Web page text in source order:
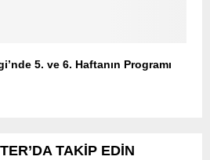
5. ve 6. Haftanın Programı
TAKIP EDIN